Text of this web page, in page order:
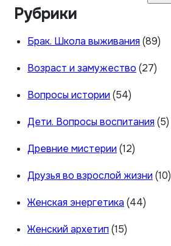
Рубрики
Брак. Школа выживания (89)
Возраст и замужество (27)
Вопросы истории (54)
Дети. Вопросы воспитания (5)
Древние мистерии (12)
Друзья во взрослой жизни (10)
Женская энергетика (44)
Женский архетип (15)